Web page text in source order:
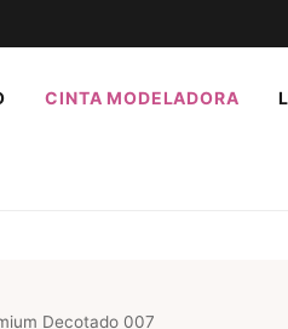
CINTA MODELADORA
Decotado 007